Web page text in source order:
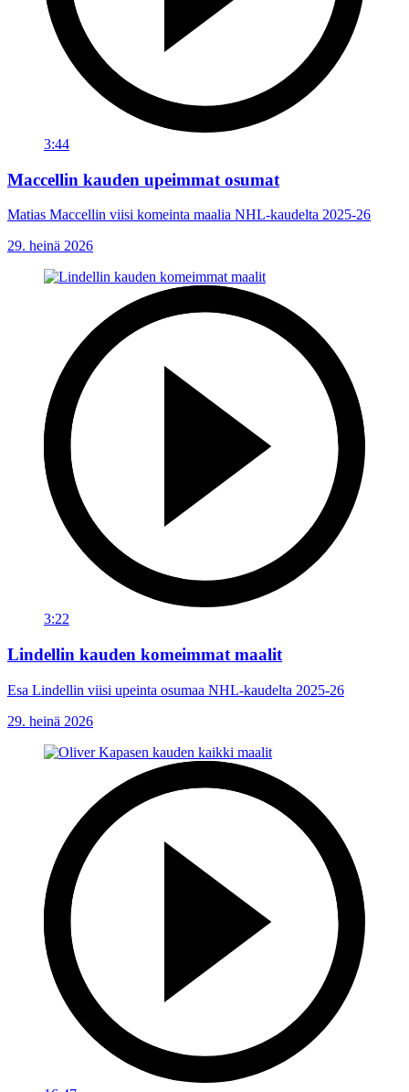
3:44
Maccellin kauden upeimmat osumat
Matias Maccellin viisi komeinta maalia NHL-kaudelta 2025-26
29. heinä 2026
3:22
Lindellin kauden komeimmat maalit
Esa Lindellin viisi upeinta osumaa NHL-kaudelta 2025-26
29. heinä 2026